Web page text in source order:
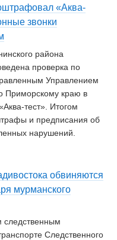
«Аква-
звонки
района
проверка по
Управлением
Приморскому краю в
тест». Итогом
и предписания об
нарушений.
обвиняются
мурманского
следственным
Следственного